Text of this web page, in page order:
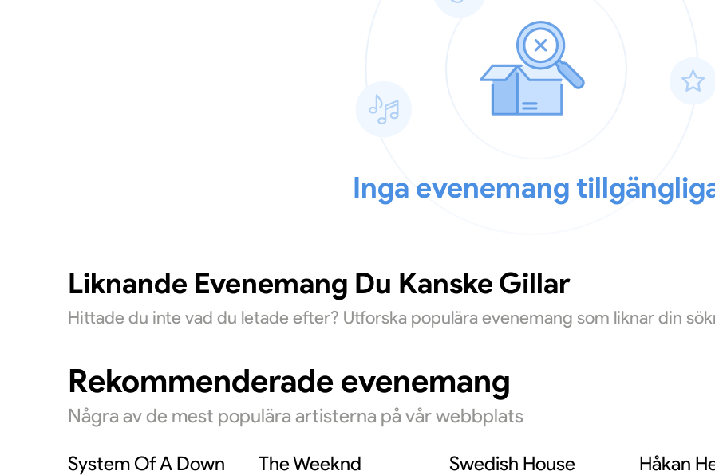
Inga evenemang
Liknande Evenemang Du Kanske Gillar
Hittade du inte vad du letade efter? Utforska populära evenemang som liknar din
Rekommenderade evenemang
Några av de mest populära artisterna på vår webbplats
System Of A Down The Weeknd
Swedish House
Håkan